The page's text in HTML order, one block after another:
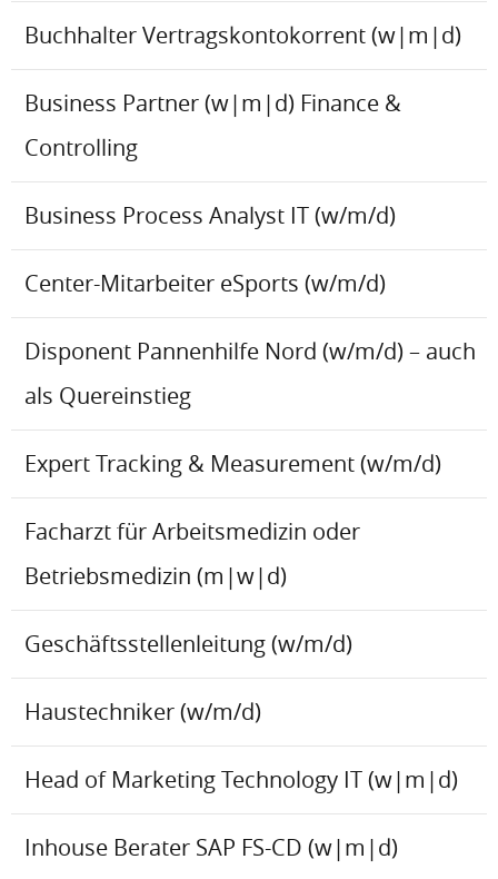
Buchhalter Vertragskontokorrent (w|m|d)
Business Partner (w|m|d) Finance &
Controlling
Business Process Analyst IT (w/m/d)
Center-Mitarbeiter eSports (w/m/d)
Disponent Pannenhilfe Nord (w/m/d) – auch
als Quereinstieg
Expert Tracking & Measurement (w/m/d)
Facharzt für Arbeitsmedizin oder
Betriebsmedizin (m|w|d)
Geschäftsstellenleitung (w/m/d)
Haustechniker (w/m/d)
Head of Marketing Technology IT (w|m|d)
Inhouse Berater SAP FS-CD (w|m|d)